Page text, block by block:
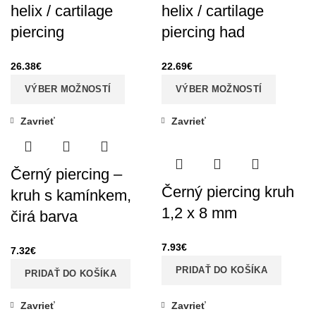
helix / cartilage
piercing
26.38€
VÝBER MOŽNOSTÍ
helix / cartilage
piercing had
22.69€
VÝBER MOŽNOSTÍ
Zavrieť
Černý piercing –
kruh s kamínkem,
čirá barva
7.32€
PRIDAŤ DO KOŠÍKA
Zavrieť
Černý piercing kruh
1,2 x 8 mm
7.93€
PRIDAŤ DO KOŠÍKA
Zavrieť Zavrieť